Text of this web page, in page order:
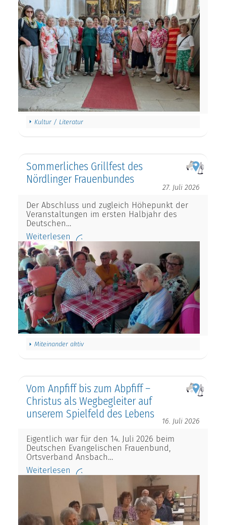
Kultur / Literatur
Sommerliches Grillfest des
Nördlinger Frauenbundes
27. Juli 2026
Der Abschluss und zugleich Höhepunkt der
Veranstaltungen im ersten Halbjahr des
Deutschen…
Weiterlesen
Miteinander aktiv
Vom Anpfiff bis zum Abpfiff –
Christus als Wegbegleiter auf
unserem Spielfeld des Lebens
16. Juli 2026
Eigentlich war für den 14. Juli 2026 beim
Deutschen Evangelischen Frauenbund,
Ortsverband Ansbach…
Weiterlesen